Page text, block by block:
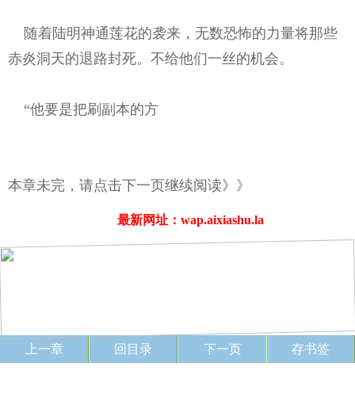
随着陆明神通莲花的袭来，无数恐怖的力量将那些
赤炎洞天的退路封死。不给他们一丝的机会。
“他要是把刷副本的方
本章未完，请点击下一页继续阅读》》
最新网址：wap.aixiashu.la
上一章 回目录 下一页 存书签